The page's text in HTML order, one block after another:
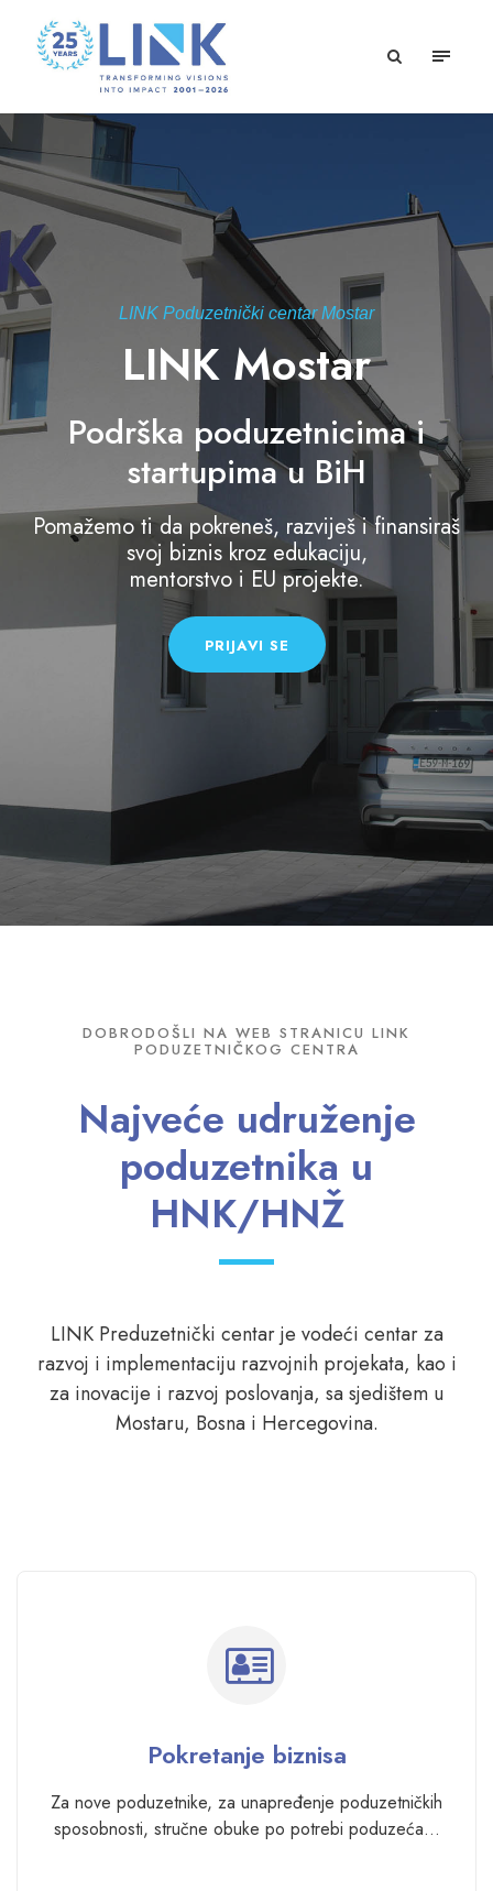
LINK Poduzetnički centar Mostar
LINK Mostar
Podrška poduzetnicima i
startupima u BiH
Pomažemo ti da pokreneš, razviješ i finansiraš
svoj biznis kroz edukaciju,
mentorstvo i EU projekte.
PRIJAVI SE
DOBRODOŠLI NA WEB STRANICU LINK
PODUZETNIČKOG CENTRA
Najveće udruženje
poduzetnika u
HNK/HNŽ
LINK Preduzetnički centar je vodeći centar za
razvoj i implementaciju razvojnih projekata, kao i
za inovacije i razvoj poslovanja, sa sjedištem u
Mostaru, Bosna i Hercegovina.
Pokretanje biznisa
Za nove poduzetnike, za unapređenje poduzetničkih
sposobnosti, stručne obuke po potrebi poduzeća…